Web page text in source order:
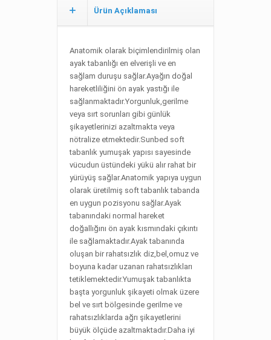
Ürün Açıklaması
Anatomik olarak biçimlendirilmiş olan
ayak tabanlığı en elverişli ve en
sağlam duruşu sağlar.Ayağın doğal
hareketliliğini ön ayak yastığı ile
sağlanmaktadır.Yorgunluk,gerilme
veya sırt sorunları gibi günlük
şikayetlerinizi azaltmakta veya
nötralize etmektedir.Sunbed soft
tabanlık yumuşak yapısı sayesinde
vücudun üstündeki yükü alır rahat bir
yürüyüş sağlar.Anatomik yapıya uygun
olarak üretilmiş soft tabanlık tabanda
en uygun pozisyonu sağlar.Ayak
tabanındaki normal hareket
doğallığını ön ayak kısmındaki çıkıntı
ile sağlamaktadır.Ayak tabanında
oluşan bir rahatsızlık diz,bel,omuz ve
boyuna kadar uzanan rahatsızlıkları
tetiklemektedir.Yumuşak tabanlıkta
başta yorgunluk şikayeti olmak üzere
bel ve sırt bölgesinde gerilme ve
rahatsızlıklarda ağrı şikayetlerini
büyük ölçüde azaltmaktadır.Daha iyi